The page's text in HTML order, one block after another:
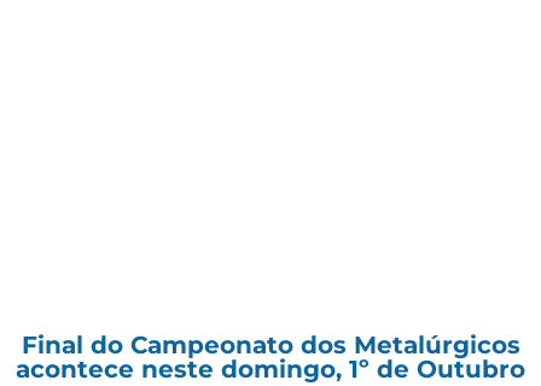
Final do Campeonato dos Metalúrgicos
acontece neste domingo, 1º de Outubro